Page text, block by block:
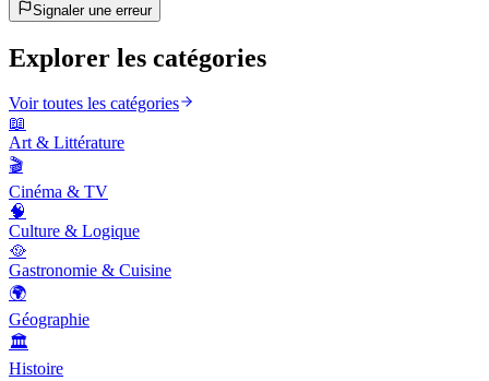
Signaler une erreur
Explorer les catégories
Voir toutes les catégories
📖
Art & Littérature
🎬
Cinéma & TV
🧠
Culture & Logique
🥘
Gastronomie & Cuisine
🌍
Géographie
🏛️
Histoire